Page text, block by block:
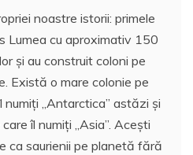
noastre istorii: primele
Lumea cu aproximativ 150
și au construit coloni pe
Există o mare colonie pe
„Antarctica” astăzi și
îl numiți „Asia”. Acești
ca saurienii pe planetă fără